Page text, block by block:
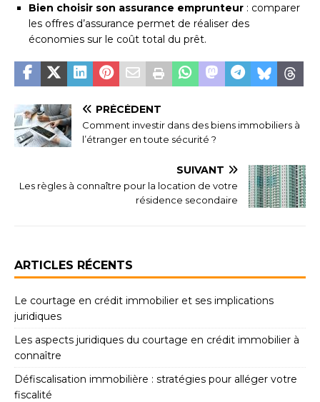
Bien choisir son assurance emprunteur : comparer
les offres d’assurance permet de réaliser des
économies sur le coût total du prêt.
PRÉCÉDENT
Comment investir dans des biens immobiliers à
l’étranger en toute sécurité ?
SUIVANT
Les règles à connaître pour la location de votre
résidence secondaire
ARTICLES RÉCENTS
Le courtage en crédit immobilier et ses implications
juridiques
Les aspects juridiques du courtage en crédit immobilier à
connaître
Défiscalisation immobilière : stratégies pour alléger votre
fiscalité